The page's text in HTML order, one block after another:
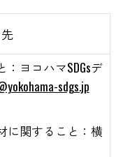
ヨコハマSDGsデ
sdgs.jp
に関すること：横